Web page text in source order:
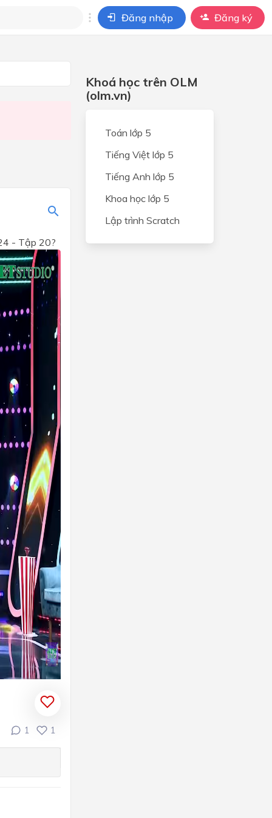
Đăng nhập Đăng ký
lí
BÀI HỌC
- Tập 20?
1 1
Khoá học trên OLM
(olm.vn)
Toán lớp 5
Tiếng Việt lớp 5
Tiếng Anh lớp 5
Khoa học lớp 5
Lập trình Scratch